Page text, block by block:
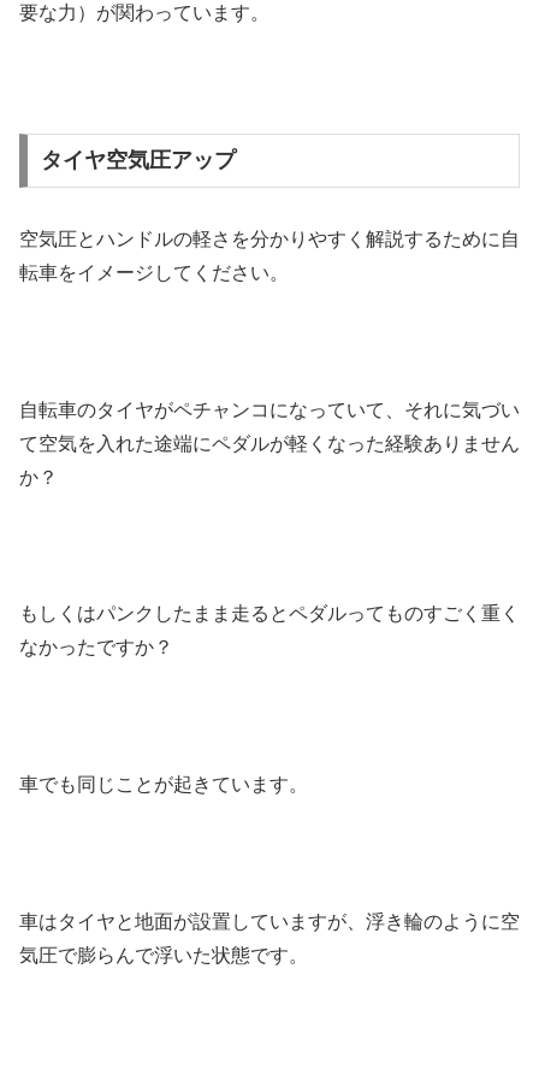
要な力）が関わっています。
タイヤ空気圧アップ
空気圧とハンドルの軽さを分かりやすく解説するために自
転車をイメージしてください。
自転車のタイヤがペチャンコになっていて、それに気づい
て空気を入れた途端にペダルが軽くなった経験ありません
か？
もしくはパンクしたまま走るとペダルってものすごく重く
なかったですか？
車でも同じことが起きています。
車はタイヤと地面が設置していますが、浮き輪のように空
気圧で膨らんで浮いた状態です。